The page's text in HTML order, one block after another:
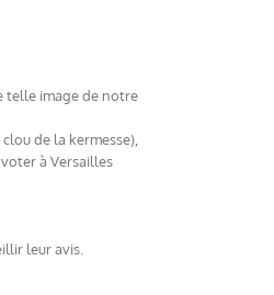
telle image de notre
de la kermesse),
à Versailles
leur avis.